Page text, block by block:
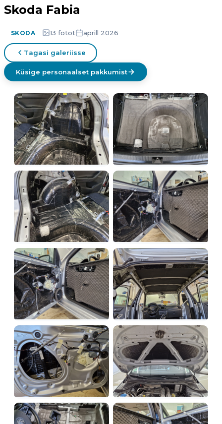
Skoda Fabia
SKODA 13 fotot aprill 2026
Tagasi galeriisse
Küsige personaalset pakkumist